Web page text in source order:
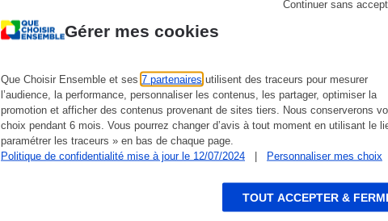
Gérer mes cookies
Que Choisir Ensemble et ses 7 partenaires utilisent des traceurs pour mesurer
l’audience, la performance, personnaliser les contenus, les partager, optimiser la
promotion et afficher des contenus provenant de sites tiers. Nous conserverons
choix pendant 6 mois. Vous pourrez changer d’avis à tout moment en utilisant le
paramétrer les traceurs » en bas de chaque page.
Politique de confidentialité mise à jour le 12/07/2024
| Personnaliser mes choix
Continuer sans
TOUT ACCEPTER &